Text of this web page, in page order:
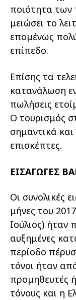
ποιότητα των
μειώσει το
επομένως
επίπεδο.
Επίσης τα
κατανάλωση
πωλήσεις
Ο τουρισμός
σημαντικά
επισκέπτες.
ΕΙΣΑΓΩΓΕΣ
Οι συνολικές
μήνες του
Ιούλιος) ήταν
αυξημένες
περίοδο
τόνοι ήταν
προμηθευτές
τόνους και η